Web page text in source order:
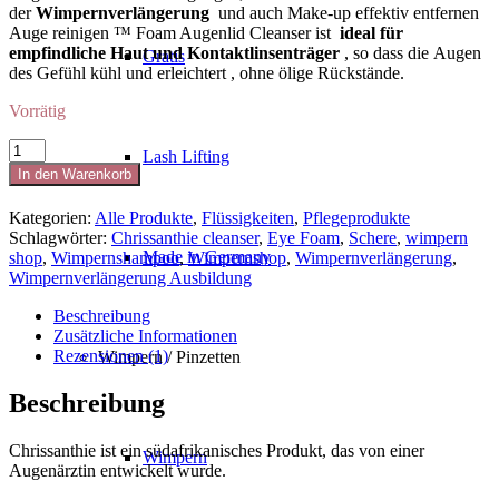
Gratis
Lash Lifting
Made in Germany
Wimpern / Pinzetten
Wimpern
derWimpernverlängerung und auch Make-up effektiv entfernen
Auge reinigen ™ Foam Augenlid Cleanser ist ideal für
empfindliche Haut und Kontaktlinsenträger , so dass die Augen
des Gefühl kühl und erleichtert , ohne ölige Rückstände.
Vorrätig
Chrissanthie
Eyelid
Cleanser
Foam
80ml
Menge
In den Warenkorb
Kategorien: Alle Produkte, Flüssigkeiten, Pflegeprodukte
Schlagwörter: Chrissanthie cleanser, Eye Foam, Schere, wimpern
shop, Wimpernshampoo,Wimpernshop, Wimpernverlängerung,
Wimpernverlängerung Ausbildung
Beschreibung
Zusätzliche Informationen
Rezensionen (1)
Beschreibung
Chrissanthie ist ein südafrikanisches Produkt, das von einer
Augenärztin entwickelt wurde.